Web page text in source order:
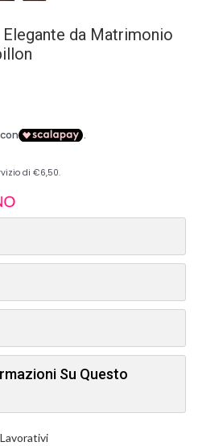
da Matrimonio
Su Questo